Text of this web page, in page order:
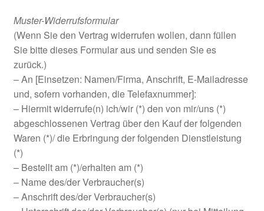
Muster-Widerrufsformular
(Wenn Sie den Vertrag widerrufen wollen, dann füllen
Sie bitte dieses Formular aus und senden Sie es
zurück.)
– An [Einsetzen: Namen/Firma, Anschrift, E-Mailadresse
und, sofern vorhanden, die Telefaxnummer]:
– Hiermit widerrufe(n) ich/wir (*) den von mir/uns (*)
abgeschlossenen Vertrag über den Kauf der folgenden
Waren (*)/ die Erbringung der folgenden Dienstleistung
(*)
– Bestellt am (*)/erhalten am (*)
– Name des/der Verbraucher(s)
– Anschrift des/der Verbraucher(s)